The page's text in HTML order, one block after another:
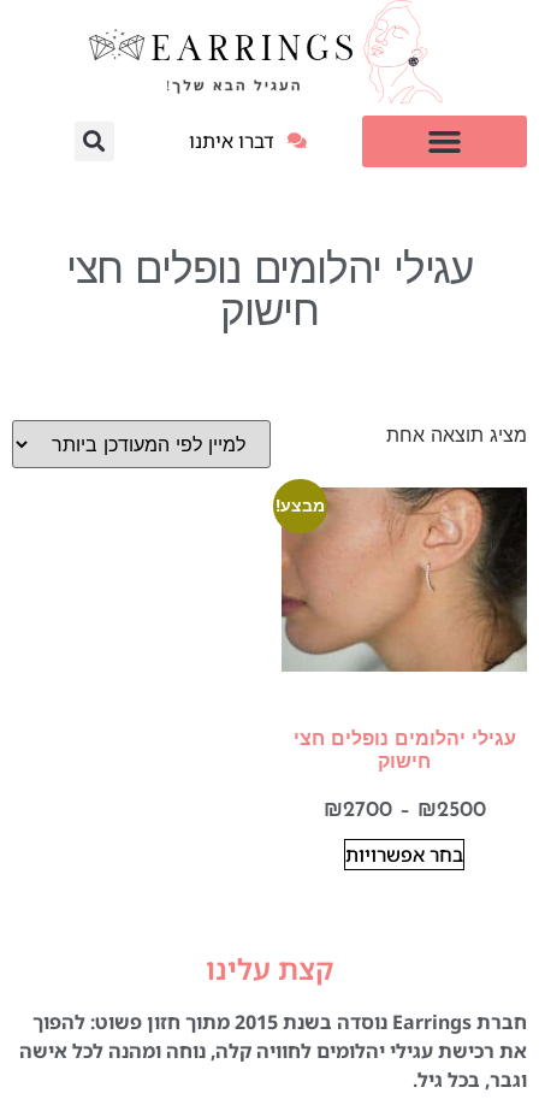
דברו איתנו
עגילי יהלומים נופלים חצי
חישוק
מציג תוצאה אחת
מבצע!
עגילי יהלומים נופלים חצי
חישוק
₪2500
–
₪2700
בחר אפשרויות
קצת עלינו
חברת Earrings נוסדה בשנת 2015 מתוך חזון פשוט: להפוך
את רכישת עגילי יהלומים לחוויה קלה, נוחה ומהנה לכל אישה
וגבר, בכל גיל.